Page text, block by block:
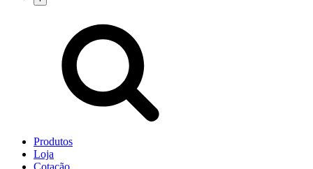
Produtos
Loja
Cotação